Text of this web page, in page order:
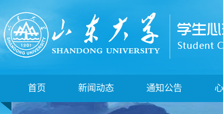
首页 新闻动态 通知公告